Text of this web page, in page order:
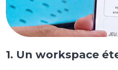
1. Un workspace